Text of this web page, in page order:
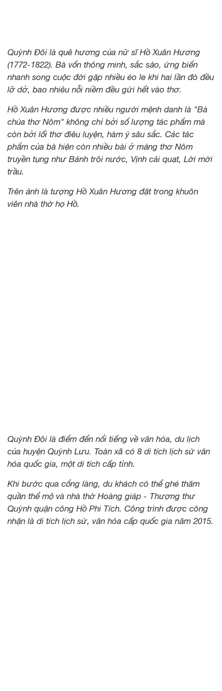
Quỳnh Đôi là quê hương của nữ sĩ Hồ Xuân Hương
(1772-1822). Bà vốn thông minh, sắc sảo, ứng biến
nhanh song cuộc đời gặp nhiều éo le khi hai lần đò đều
lỡ dở, bao nhiêu nỗi niềm đều gửi hết vào thơ.
Hồ Xuân Hương được nhiều người mệnh danh là "Bà
chúa thơ Nôm" không chỉ bởi số lượng tác phẩm mà
còn bởi lối thơ điêu luyện, hàm ý sâu sắc. Các tác
phẩm của bà hiện còn nhiều bài ở mảng thơ Nôm
truyền tụng như Bánh trôi nước, Vịnh cái quạt, Lời mời
trầu.
Trên ảnh là tượng Hồ Xuân Hương đặt trong khuôn
viên nhà thờ họ Hồ.
Quỳnh Đôi là điểm đến nổi tiếng về văn hóa, du lịch
của huyện Quỳnh Lưu. Toàn xã có 8 di tích lịch sử văn
hóa quốc gia, một di tích cấp tỉnh.
Khi bước qua cổng làng, du khách có thể ghé thăm
quần thể mộ và nhà thờ Hoàng giáp - Thượng thư
Quỳnh quận công Hồ Phi Tích. Công trình được công
nhận là di tích lịch sử, văn hóa cấp quốc gia năm 2015.